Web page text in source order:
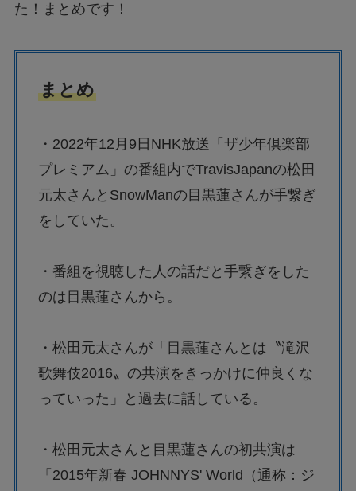
た！まとめです！
まとめ
・2022年12月9日NHK放送「ザ少年倶楽部
プレミアム」の番組内でTravisJapanの松田
元太さんとSnowManの目黒蓮さんが手繋ぎ
をしていた。
・番組を視聴した人の話だと手繋ぎをした
のは目黒蓮さんから。
・松田元太さんが「目黒蓮さんとは〝滝沢
歌舞伎2016〟の共演をきっかけに仲良くな
っていった」と過去に話している。
・松田元太さんと目黒蓮さんの初共演は
「2015年新春 JOHNNYS' World（通称：ジ